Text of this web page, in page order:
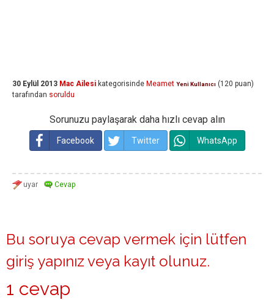
30 Eylül 2013 Mac Ailesi kategorisinde Meamet Yeni Kullanıcı (120 puan)
tarafından soruldu
Sorunuzu paylaşarak daha hızlı cevap alın
Facebook Twitter WhatsApp
Bu soruya cevap vermek için lütfen
giriş yapınız veya kayıt olunuz.
1 cevap